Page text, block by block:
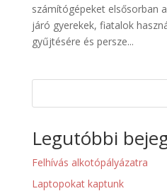
számítógépeket elsősorban
járó gyerekek, fiatalok
gyűjtésére és persze...
Legutóbbi
Felhívás alkotópályázatra
Laptopokat kaptunk